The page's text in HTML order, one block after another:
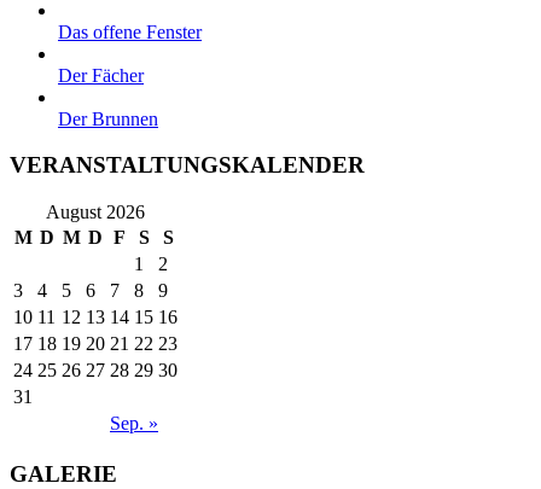
Das offene Fenster
Der Fächer
Der Brunnen
VERANSTALTUNGSKALENDER
August 2026
M D M D F S S
Sep. »
1
2
3
4 5 6 7 8
9
10 11 12 13 14 15 16
17 18 19 20 21 22 23
24 25 26 27 28 29 30
31
GALERIE